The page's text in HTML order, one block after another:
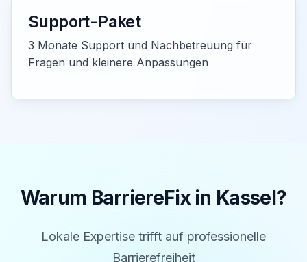
Support-Paket
3 Monate Support und Nachbetreuung für
Fragen und kleinere Anpassungen
Warum BarriereFix in Kassel?
Lokale Expertise trifft auf professionelle
Barrierefreiheit